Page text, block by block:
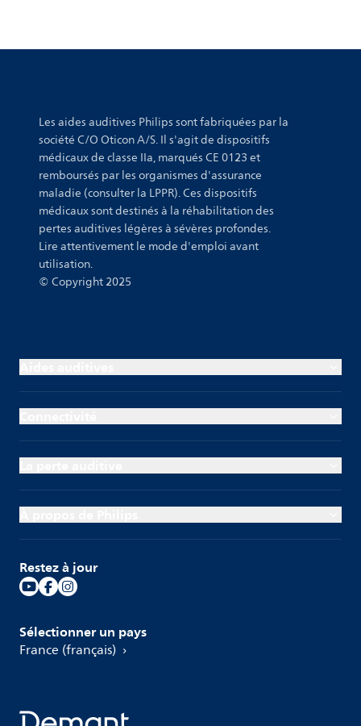
Les aides auditives Philips sont fabriquées par la
société C/O Oticon A/S. Il s'agit de dispositifs
médicaux de classe IIa, marqués CE 0123 et
remboursés par les organismes d'assurance
maladie (consulter la LPPR). Ces dispositifs
médicaux sont destinés à la réhabilitation des
pertes auditives légères à sévères profondes.
Lire attentivement le mode d'emploi avant
utilisation.
© Copyright 2025
Aides auditives
Connectivité
La perte auditive
À propos de Philips
Restez à jour
Sélectionner un pays
France (français)